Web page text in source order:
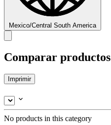
Mexico/Central South America
Comparar productos
Imprimir
No products in this category